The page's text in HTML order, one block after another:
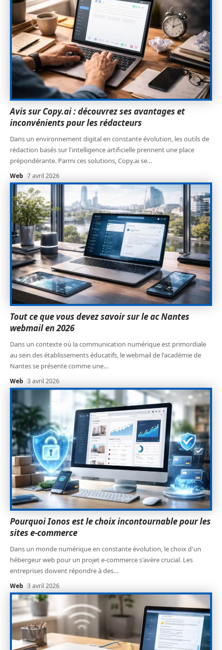
Avis sur Copy.ai : découvrez ses avantages et
inconvénients pour les rédacteurs
Dans un environnement digital en constante évolution, les outils de
rédaction basés sur l'intelligence artificielle prennent une place
prépondérante. Parmi ces solutions, Copy.ai se…
Web 7 avril 2026
Tout ce que vous devez savoir sur le ac Nantes
webmail en 2026
Dans un contexte où la communication numérique est primordiale
au sein des établissements éducatifs, le webmail de l'académie de
Nantes se présente comme une…
Web 3 avril 2026
Pourquoi Ionos est le choix incontournable pour les
sites e-commerce
Dans un monde numérique en constante évolution, le choix d'un
hébergeur web pour un projet e-commerce s'avère crucial. Les
entreprises doivent répondre à des…
Web 3 avril 2026